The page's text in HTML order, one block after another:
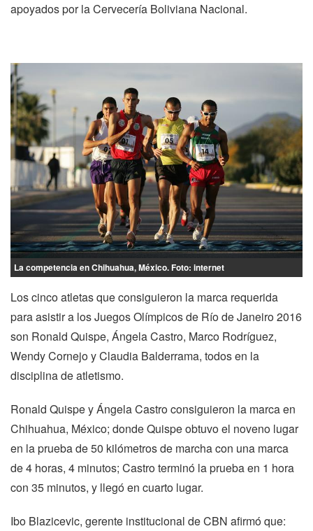
apoyados por la Cervecería Boliviana Nacional.
La competencia en Chihuahua, México. Foto: internet
Los cinco atletas que consiguieron la marca requerida
para asistir a los Juegos Olímpicos de Río de Janeiro 2016
son Ronald Quispe, Ángela Castro, Marco Rodríguez,
Wendy Cornejo y Claudia Balderrama, todos en la
disciplina de atletismo.
Ronald Quispe y Ángela Castro consiguieron la marca en
Chihuahua, México; donde Quispe obtuvo el noveno lugar
en la prueba de 50 kilómetros de marcha con una marca
de 4 horas, 4 minutos; Castro terminó la prueba en 1 hora
con 35 minutos, y llegó en cuarto lugar.
Ibo Blazicevic, gerente institucional de CBN afirmó que: